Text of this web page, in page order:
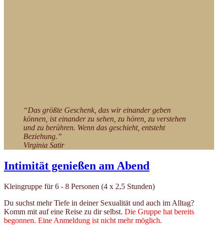
“Das größte Geschenk, das wir einander geben
können, ist einander zu sehen, zu hören, zu verstehen
und zu berühren. Wenn das geschieht, entsteht
Beziehung.”
Virginia Satir
Intimität genießen am Abend
Kleingruppe für 6 - 8 Personen (4 x 2,5 Stunden)
Du suchst mehr Tiefe in deiner Sexualität und auch im Alltag?
Komm mit auf eine Reise zu dir selbst. Die Gruppe hat bereits
begonnen. Eine Anmeldung ist nicht mehr möglich.